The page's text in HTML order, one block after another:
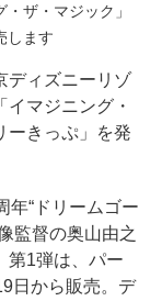
ザ・マジック」
します
ディズニーリゾ
マジニング・
ーきっぷ」を発
“ドリームゴー
監督の奥山由之
第1弾は、パー
日から販売。デ